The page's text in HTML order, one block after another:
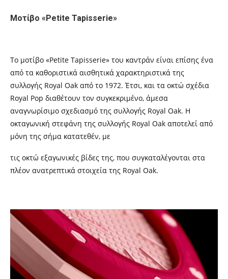
Μοτίβο «Petite Tapisserie»
Το μοτίβο «Petite Tapisserie» του καντράν είναι επίσης ένα
από τα καθοριστικά αισθητικά χαρακτηριστικά της
συλλογής Royal Oak από το 1972. Έτσι, και τα οκτώ σχέδια
Royal Pop διαθέτουν τον συγκεκριμένο, άμεσα
αναγνωρίσιμο σχεδιασμό της συλλογής Royal Oak. Η
οκταγωνική στεφάνη της συλλογής Royal Oak αποτελεί από
μόνη της σήμα κατατεθέν, με
τις οκτώ εξαγωνικές βίδες της, που συγκαταλέγονται στα
πλέον ανατρεπτικά στοιχεία της Royal Oak.